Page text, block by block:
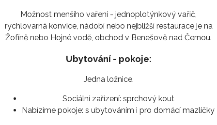
Možnost menšího vaření - jednoplotýnkový vařič,
rychlovarná konvice, nádobí nebo nejbližší restaurace je na
Žofíně nebo Hojné vodě, obchod v Benešově nad Černou.
Ubytování - pokoje:
Jedna ložnice.
Sociální zařízení: sprchový kout
Nabízíme pokoje: s ubytováním i pro domácí mazlíčky